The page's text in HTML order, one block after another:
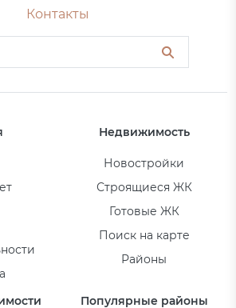
Контакты
Недвижимость
Новостройки
Строящиеся ЖК
Готовые ЖК
Поиск на карте
Районы
Популярные районы